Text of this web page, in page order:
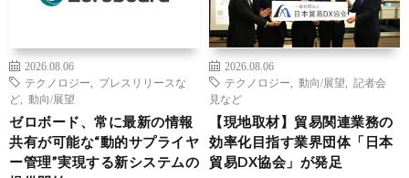
2026.08.06
テクノロジー
プレスリリースな
ど
動向/展望
ゼロボード、常に最新の情報
共有が可能な“動的サプライヤ
ー管理”実現する新システムの
2026.08.06
テクノロジー
動向/展望
記者会
見など
【現地取材】貿易関連業務の
効率化目指す業界団体「日本
貿易DX協会」が発足